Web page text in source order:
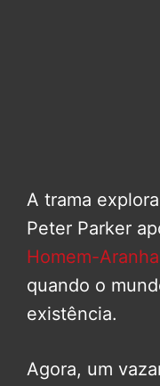
A trama
Peter Parker
Homem-
quando o
existência.
Agora, um